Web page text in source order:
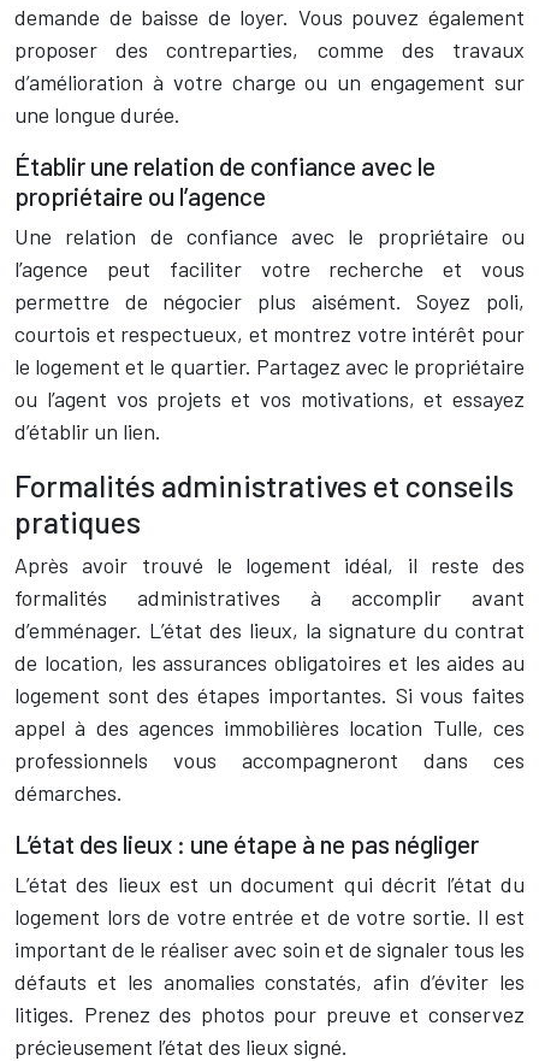
demande de baisse de loyer. Vous pouvez également
proposer des contreparties, comme des travaux
d’amélioration à votre charge ou un engagement sur
une longue durée.
Établir une relation de confiance avec le
propriétaire ou l’agence
Une relation de confiance avec le propriétaire ou
l’agence peut faciliter votre recherche et vous
permettre de négocier plus aisément. Soyez poli,
courtois et respectueux, et montrez votre intérêt pour
le logement et le quartier. Partagez avec le propriétaire
ou l’agent vos projets et vos motivations, et essayez
d’établir un lien.
Formalités administratives et conseils
pratiques
Après avoir trouvé le logement idéal, il reste des
formalités administratives à accomplir avant
d’emménager. L’état des lieux, la signature du contrat
de location, les assurances obligatoires et les aides au
logement sont des étapes importantes. Si vous faites
appel à des agences immobilières location Tulle, ces
professionnels vous accompagneront dans ces
démarches.
L’état des lieux : une étape à ne pas négliger
L’état des lieux est un document qui décrit l’état du
logement lors de votre entrée et de votre sortie. Il est
important de le réaliser avec soin et de signaler tous les
défauts et les anomalies constatés, afin d’éviter les
litiges. Prenez des photos pour preuve et conservez
précieusement l’état des lieux signé.